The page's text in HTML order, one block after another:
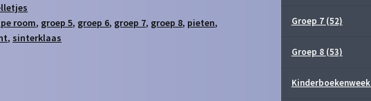
room, groep 5, groep 6, groep 7, groep 8, pieten,
, sinterklaas
Groep 7 (52)
Groep 8 (53)
Kinderboekenweek